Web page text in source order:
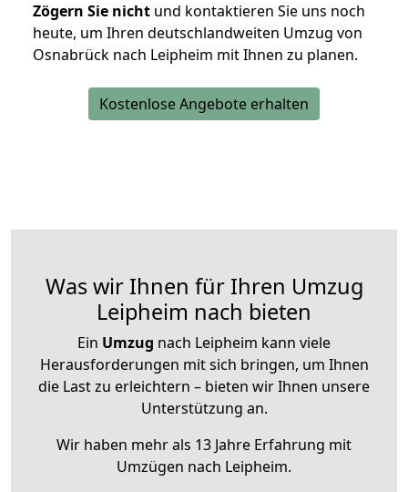
Zögern Sie nicht und kontaktieren Sie uns noch
heute, um Ihren deutschlandweiten Umzug von
Osnabrück nach Leipheim mit Ihnen zu planen.
Kostenlose Angebote erhalten
Was wir Ihnen für Ihren Umzug
Leipheim nach bieten
Ein Umzug nach Leipheim kann viele
Herausforderungen mit sich bringen, um Ihnen
die Last zu erleichtern – bieten wir Ihnen unsere
Unterstützung an.
Wir haben mehr als 13 Jahre Erfahrung mit
Umzügen nach Leipheim.